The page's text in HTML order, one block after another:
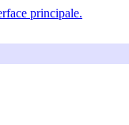
principale.